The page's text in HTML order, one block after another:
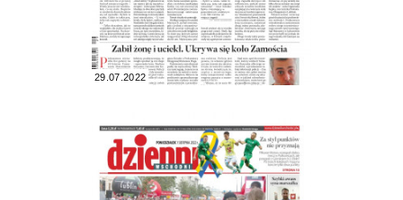
29.07.2022